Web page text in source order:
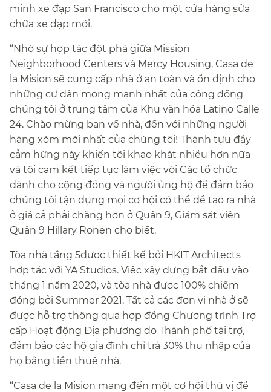
minh xe đạp San Francisco cho một cửa hàng sửa
chữa xe đạp mới.​​
“Nhờ sự hợp tác đột phá giữa Mission
Neighborhood Centers và Mercy Housing, Casa de
la Mision sẽ cung cấp nhà ở an toàn và ổn định cho
những cư dân mong manh nhất của cộng đồng
chúng tôi ở trung tâm của Khu văn hóa Latino Calle
24. Chào mừng bạn về nhà, đến với những người
hàng xóm mới nhất của chúng tôi! Thành tựu đầy
cảm hứng này khiến tôi khao khát nhiều hơn nữa
và tôi cam kết tiếp tục làm việc với Các tổ chức
dành cho cộng đồng và người ủng hộ để đảm bảo
chúng tôi tận dụng mọi cơ hội có thể để tạo ra nhà
ở giá cả phải chăng hơn ở Quận 9, Giám sát viên
Quận 9 Hillary Ronen cho biết.​​
Tòa nhà tầng 5được thiết kế bởi HKIT Architects
hợp tác với YA Studios. Việc xây dựng bắt đầu vào
tháng 1 năm 2020, và tòa nhà được 100% chiếm
đóng bởi Summer 2021. Tất cả các đơn vị nhà ở sẽ
được hỗ trợ thông qua hợp đồng Chương trình Trợ
cấp Hoạt động Địa phương do Thành phố tài trợ,
đảm bảo các hộ gia đình chỉ trả 30% thu nhập của
họ bằng tiền thuê nhà.​​
“Casa de la Mision mang đến một cơ hội thú vị để